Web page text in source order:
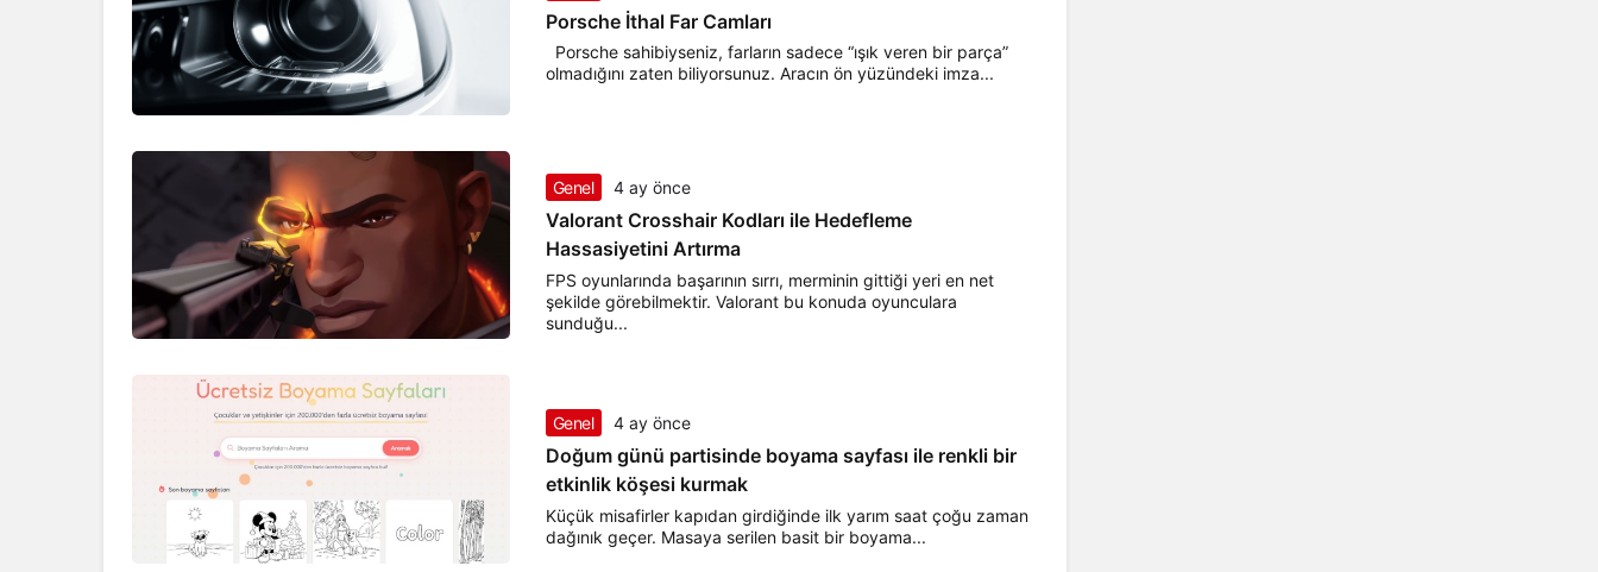
Porsche İthal Far Camları
Porsche sahibiyseniz, farların sadece “ışık veren bir parça”
olmadığını zaten biliyorsunuz. Aracın ön yüzündeki imza...
Genel 4 ay önce
Valorant Crosshair Kodları ile Hedefleme
Hassasiyetini Artırma
FPS oyunlarında başarının sırrı, merminin gittiği yeri en net
şekilde görebilmektir. Valorant bu konuda oyunculara
sunduğu...
Genel 4 ay önce
Doğum günü partisinde boyama sayfası ile renkli bir
etkinlik köşesi kurmak
Küçük misafirler kapıdan girdiğinde ilk yarım saat çoğu zaman
dağınık geçer. Masaya serilen basit bir boyama...